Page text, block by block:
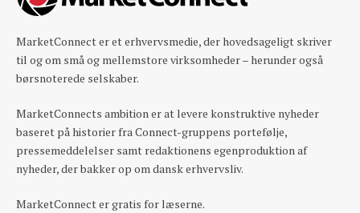
MarketConnect er et erhvervsmedie, der hovedsageligt skriver
til og om små og mellemstore virksomheder – herunder også
børsnoterede selskaber.
MarketConnects ambition er at levere konstruktive nyheder
baseret på historier fra Connect-gruppens portefølje,
pressemeddelelser samt redaktionens egenproduktion af
nyheder, der bakker op om dansk erhvervsliv.
MarketConnect er gratis for læserne.